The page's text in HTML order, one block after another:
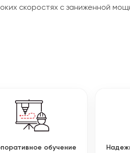
скоростях с заниженной
обучение